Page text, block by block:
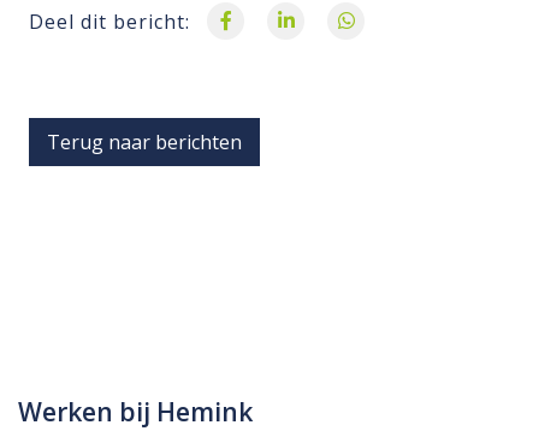
Deel dit bericht:
Terug naar berichten
Werken bij Hemink